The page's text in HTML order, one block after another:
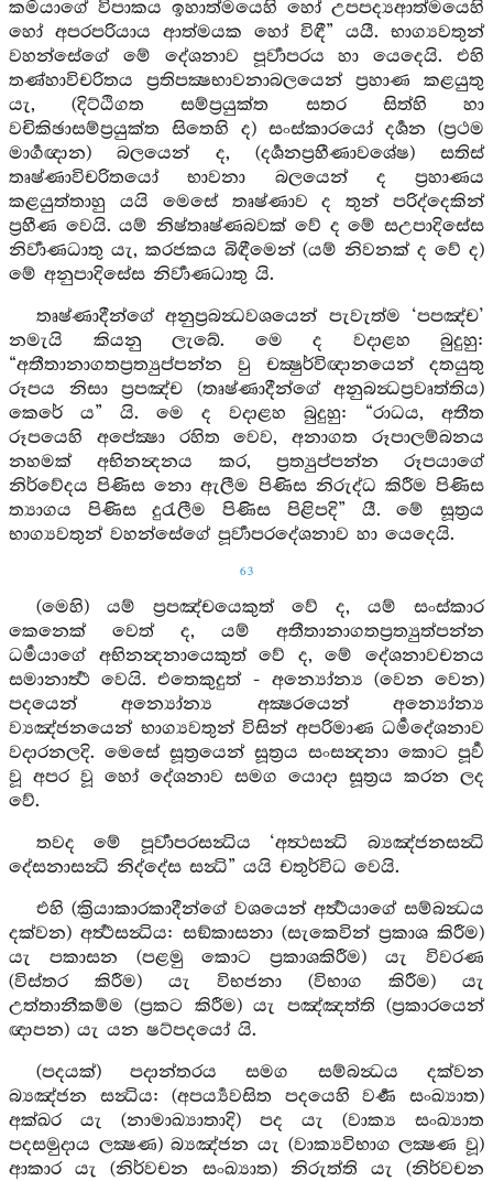
කර්‍මයාගේ විපාකය ඉහාත්මයෙහි හෝ උපපද්‍යආත්මයෙහි
හෝ අපරපරියාය ආත්මයක හෝ විඳී” යයී. භාග්‍යවතුන්
වහන්සේගේ මේ දේශනාව පූර්‍වාපරය හා යෙදෙයි. එහි
තණ්හාවිචරිතය ප්‍රතිපක්‍ෂභාවනාබලයෙන් ප්‍රහාණ කළයුතු
යැ, (දිට්ඨිගත සම්ප්‍රයුක්ත සතර සිත්හි හා
වචිකිඡාසම්ප්‍රයුක්ත සිතෙහි ද) සංස්කාරයෝ දර්‍ශන (ප්‍රථම
මාර්‍ගඥාන) බලයෙන් ද, (දර්‍ශනප්‍රහීණාවශේෂ) සතිස්
තෘෂ්ණාවිචරිතයෝ භාවනා බලයෙන් ද ප්‍රහාණය
කළයුත්තාහු යයි මෙසේ තෘෂ්ණාව ද තුන් පරිද්දෙකින්
ප්‍රහීණ වෙයි. යම් නිෂ්තෘෂ්ණබවක් වේ ද මේ සඋපාදිසේස
නිර්‍වාණධාතු යැ, කරජකය බිඳීමෙන් (යම් නිවනක් ද වේ ද)
මේ අනුපාදිසේස නිර්‍වාණධාතු යි.
තෘෂ්ණාදීන්ගේ අනුප්‍රබන්‍ධවශයෙන් පැවැත්ම ‘පපඤ්ච’
නමැයි කියනු ලැබේ. මෙ ද වදාළහ බුදුහු:
“අතීතානාගතප්‍රත්‍යුප්පන්න වු චක්‍ෂුර්විඥානයෙන් දතයුතු
රූපය නිසා ප්‍රපඤ්ච (තෘෂ්ණාදීන්ගේ අනුබන්‍ධප්‍රවෘත්තිය)
කෙරේ ය” යි. මෙ ද වදාළහ බුදුහු: “රාධය, අතීත
රූපයෙහි අපේක්‍ෂා රහිත වෙව, අනාගත රූපාලම්බනය
නහමක් අභිනන්‍දනය කර, ප්‍රත්‍යුප්පන්න රූපයාගේ
නිර්වේදය පිණිස නො ඇලීම පිණිස නිරුද්ධ කිරීම පිණිස
ත්‍යාගය පිණිස දුරැලීම පිණිස පිළිපදි” යී. මේ සූත්‍රය
භාග්‍යවතුන් වහන්සේගේ පූර්‍වාපරදේශනාව හා යෙදෙයි.
63
(මෙහි) යම් ප්‍රපඤ්චයෙකුත් වේ ද, යම් සංස්කාර
කෙනෙක් වෙත් ද, යම් අතීතානාගතප්‍රත්‍යුත්පන්න
ධර්‍මයාගේ අභිනන්‍දනායෙකුත් වේ ද, මේ දේශනාවචනය
සමානාර්‍ත්‍ථ වෙයි. එතෙකුදුත් - අන්‍යෝන්‍ය (වෙන වෙන)
පදයෙන් අන්‍යෝන්‍ය අක්‍ෂරයෙන් අන්‍යෝන්‍ය
ව්‍යඤ්ජනයෙන් භාග්‍යවතුන් විසින් අපරිමාණ ධර්‍මදේශනාව
වදාරනලදි. මෙසේ සූත්‍රයෙන් සූත්‍රය සංසන්‍දනා කොට පූර්‍ව
වූ අපර වූ හෝ දේශනාව සමග යොදා සූත්‍රය කරන ලද
වේ.
තවද මේ පූර්‍වාපරසන්‍ධිය ‘අත්‍ථසන්‍ධි බ්‍යඤ්ජනසන්‍ධි
දේසනාසන්‍ධි නිද්දේස සන්‍ධි” යයි චතුර්විධ වෙයි.
එහි (ක්‍රියාකාරකාදීන්ගේ වශයෙන් අර්‍ත්‍ථයාගේ සම්බන්‍ධය
දක්වන) අර්‍ත්‍ථසන්‍ධිය: සඞ්කාසනා (සැකෙවින් ප්‍රකාශ කිරීම)
යැ පකාසන (පළමු කොට ප්‍රකාශකිරීම) යැ විවරණ
(විස්තර කිරීම) යැ විභජනා (විභාග කිරීම) යැ
උත්තානීකම්ම (ප්‍රකට කිරීම) යැ පඤ්ඤත්ති (ප්‍රකාරයෙන්
ඥාපන) යැ යන ෂට්පදයෝ යි.
(පදයක්) පදාන්තරය සමග සම්බන්‍ධය දක්වන
බ්‍යඤ්ජන සන්‍ධිය: (අපර්‍ය්‍යවසිත පදයෙහි වර්‍ණ සංඛ්‍යාත)
අක්ඛර යැ (නාමාඛ්‍යාතාදි) පද යැ (වාක්‍ය සංඛ්‍යාත
පදසමුදාය ලක්‍ෂණ) බ්‍යඤ්ජන යැ (වාක්‍යවිභාග ලක්‍ෂණ වූ)
ආකාර යැ (නිර්වචන සංඛ්‍යාත) නිරුත්ති යැ (නිර්වචන